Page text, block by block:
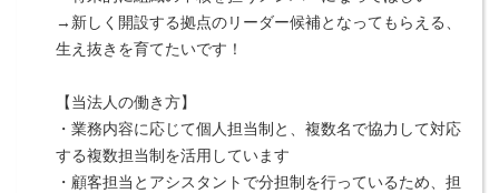
→新しく開設する拠点のリーダー候補となってもらえる、
生え抜きを育てたいです！
【当法人の働き方】
・業務内容に応じて個人担当制と、複数名で協力して対応
する複数担当制を活用しています
・顧客担当とアシスタントで分担制を行っているため、担